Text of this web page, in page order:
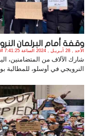
وقفة أمام البرلمان
الأحد , 28 أبـريـل , 2024 الساعة 7:41:25 PM
شارك الآلاف من المتضامنين،
النرويجي في أوسلو، للمطالبة